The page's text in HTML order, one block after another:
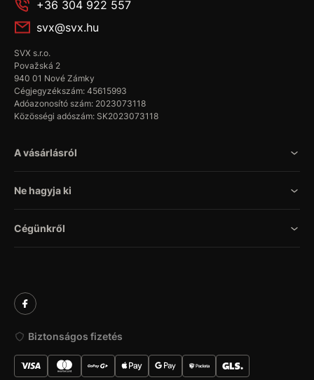
+36 304 922 557
svx@svx.hu
SVX s.r.o.
Považská 2
940 01 Nové Zámky
Cégjegyzékszám: 45615993
Adóazonosító szám: 2023073118
Közösségi adószám: SK2023073118
A vásárlásról
Ne hagyja ki
Cégünkről
Biztonságos fizetés